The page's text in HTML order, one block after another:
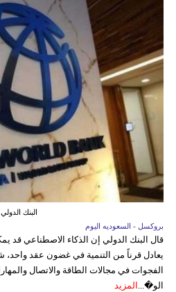
البنك الدولي
بروكسل - السعوديه اليوم
قال البنك الدولي إن الذكاء الاصطناعي قد
يعادل قرناً من التنمية في غضون عقد
الفجوات في مجالات الطاقة والاتصال
الو�... المزيد